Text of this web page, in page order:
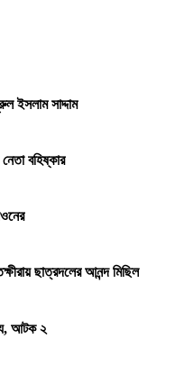
ইসলাম সাদ্দাম
বহিষ্কার
ছাত্রদলের আনন্দ মিছিল
আটক ২